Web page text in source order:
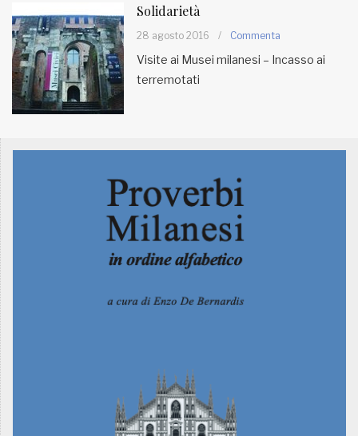
Fondato e diretto da Enzo De
Bernardis
EDB edizioni - Via Brivio angolo C.
Imbonati, 89 20159 Milano (Italia)
Informativa sulla privacy
Solidarietà
28 agosto 2016 / Commenta
Visite ai Musei milanesi – Incasso ai
terremotati